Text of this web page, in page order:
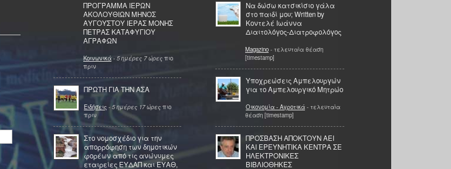
ΠΡΟΓΡΑΜΜΑ ΙΕΡΩΝ
ΑΚΟΛΟΥΘΙΩΝ ΜΗΝΟΣ
ΑΥΓΟΥΣΤΟΥ ΙΕΡΑΣ ΜΟΝΗΣ
ΠΕΤΡΑΣ ΚΑΤΑΦΥΓΙΟΥ
ΑΓΡΑΦΩΝ
Κοινωνικά - 5 ημέρες 7 ώρες πιο
πριν
ΠΡΩΤΗ ΓΙΑ ΤΗΝ ΑΣΑ
Ειδήσεις - 5 ημέρες 17 ώρες πιο
πριν
Στο νομοσχέδιο για την
απορρόφηση των δημοτικών
φορέων από τις ανώνυμες
εταιρείες ΕΥΔΑΠ και ΕΥΑΘ,
Να δώσω κατσικίσιο γάλα
στο παιδί μου; Written by
Κοντελέ Ιωάννα
Διαιτολόγος-Διατροφολόγος
Magazino - τελευταία θέαση
[timestamp]
Υποχρεώσεις Αμπελουργών
για το Αμπελουργικό Μητρώο
Οικονομία - Αγροτικά - τελευταία
θέαση [timestamp]
ΠΡΟΣΒΑΣΗ ΑΠΟΚΤΟΥΝ ΑΕΙ
ΚΑΙ ΕΡΕΥΝΗΤΙΚΑ ΚΕΝΤΡΑ ΣΕ
ΗΛΕΚΤΡΟΝΙΚΕΣ
ΒΙΒΛΙΟΘΗΚΕΣ